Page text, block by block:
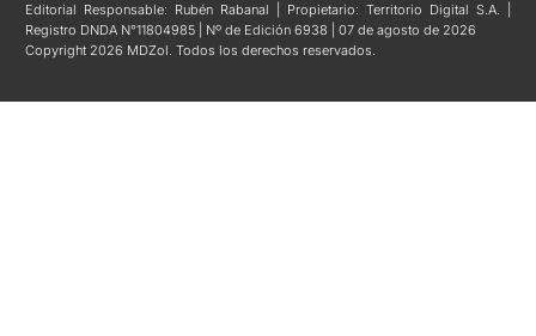
Editorial Responsable: Rubén Rabanal | Propietario: Territorio Digital S.A. |
Registro DNDA N°11804985 | Nº de Edición 6938 | 07 de agosto de 2026
Copyright 2026 MDZol. Todos los derechos reservados.